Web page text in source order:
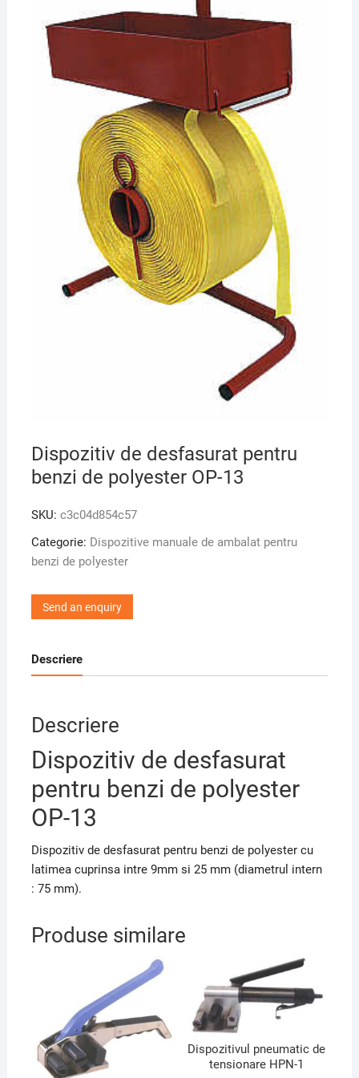
Dispozitiv de desfasurat pentru
benzi de polyester OP-13
SKU: c3c04d854c57
Categorie: Dispozitive manuale de ambalat pentru
benzi de polyester
Send an enquiry
Descriere
Descriere
Dispozitiv de desfasurat
pentru benzi de polyester
OP-13
Dispozitiv de desfasurat pentru benzi de polyester cu
latimea cuprinsa intre 9mm si 25 mm (diametrul intern
: 75 mm).
Produse similare
Dispozitivul pneumatic de
tensionare HPN-1